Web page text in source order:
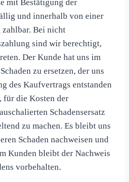
mit Bestätigung der
und innerhalb von einer
zahlbar. Bei nicht
sind wir berechtigt,
Der Kunde hat uns im
zu ersetzen, der uns
des Kaufvertrags entstanden
für die Kosten der
Schadensersatz
zu machen. Es bleibt uns
Schaden nachweisen und
Kunden bleibt der Nachweis
vorbehalten.